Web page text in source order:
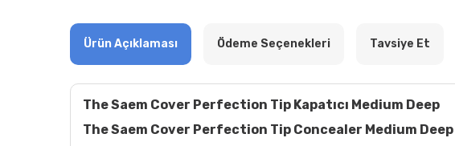
Ürün Açıklaması Ödeme Seçenekleri Tavsiye Et
The Saem Cover Perfection Tip Kapatıcı Medium Deep
The Saem Cover Perfection Tip Concealer Medium Deep